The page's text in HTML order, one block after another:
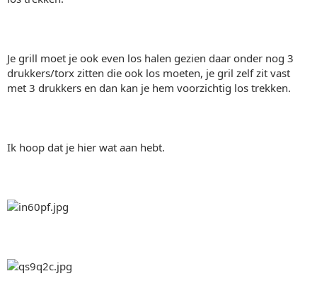
Je grill moet je ook even los halen gezien daar onder nog 3
drukkers/torx zitten die ook los moeten, je gril zelf zit vast
met 3 drukkers en dan kan je hem voorzichtig los trekken.
Ik hoop dat je hier wat aan hebt.